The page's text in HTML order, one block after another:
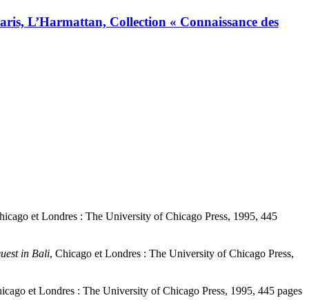
L’Harmattan, Collection « Connaissance des
et Londres : The University of Chicago Press, 1995, 445
in Bali, Chicago et Londres : The University of Chicago Press,
et Londres : The University of Chicago Press, 1995, 445 pages